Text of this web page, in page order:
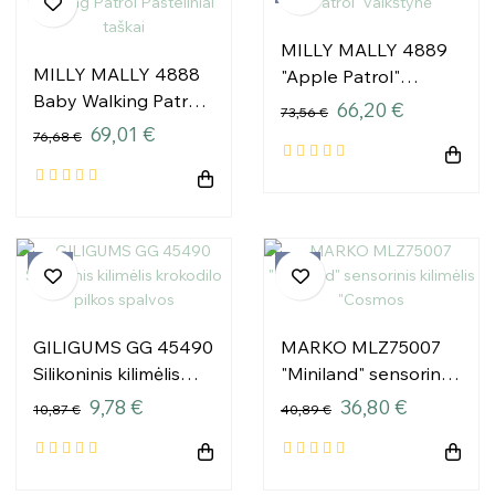
MILLY MALLY 4888
Baby Walking Patrol
Pasteliniai taškai
76,68 € 69,01 €
MILLY MALLY 4889
"Apple Patrol"
vaikštynė
73,56 € 66,20 €
GILIGUMS GG 45490
Silikoninis kilimėlis
krokodilo pilkos
10,87 € 9,78 €
MARKO MLZ75007
"Miniland" sensorinis
kilimėlis "Cosmos
40,89 € 36,80 €